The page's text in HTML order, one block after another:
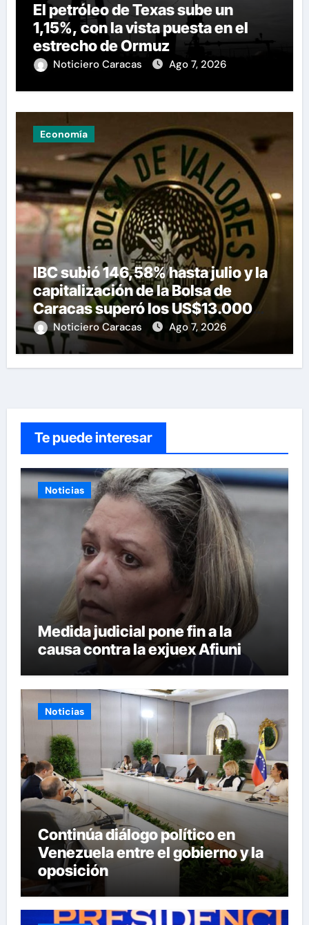
El petróleo de Texas sube un
1,15%, con la vista puesta en el
estrecho de Ormuz
Noticiero Caracas Ago 7, 2026
Economía
IBC subió 146,58% hasta julio y la
capitalización de la Bolsa de
Caracas superó los US$13.000
millones
Noticiero Caracas Ago 7, 2026
Te puede interesar
Noticias
Medida judicial pone fin a la
causa contra la exjuex Afiuni
Noticias
Continúa diálogo político en
Venezuela entre el gobierno y la
oposición